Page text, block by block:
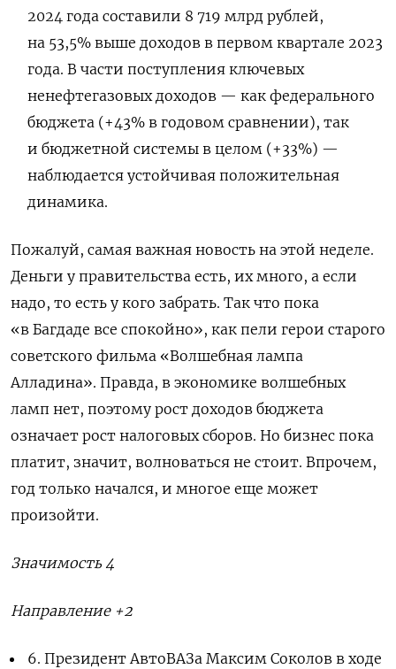
2024 года составили 8 719 млрд рублей,
на 53,5% выше доходов в первом квартале 2023
года. В части поступления ключевых
ненефтегазовых доходов — как федерального
бюджета (+43% в годовом сравнении), так
и бюджетной системы в целом (+33%) —
наблюдается устойчивая положительная
динамика.
Пожалуй, самая важная новость на этой неделе.
Деньги у правительства есть, их много, а если
надо, то есть у кого забрать. Так что пока
«в Багдаде все спокойно», как пели герои старого
советского фильма «Волшебная лампа
Алладина». Правда, в экономике волшебных
ламп нет, поэтому рост доходов бюджета
означает рост налоговых сборов. Но бизнес пока
платит, значит, волноваться не стоит. Впрочем,
год только начался, и многое еще может
произойти.
Значимость 4
Направление +2
6. Президент АвтоВАЗа Максим Соколов в ходе